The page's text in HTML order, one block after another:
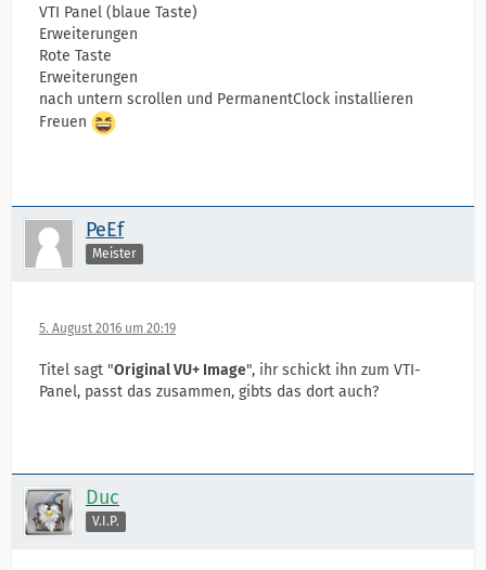
VTI Panel (blaue Taste)
Erweiterungen
Rote Taste
Erweiterungen
nach untern scrollen und PermanentClock installieren
Freuen
PeEf
Meister
5. August 2016 um 20:19
Titel sagt "Original VU+ Image", ihr schickt ihn zum VTI-
Panel, passt das zusammen, gibts das dort auch?
Duc
V.I.P.